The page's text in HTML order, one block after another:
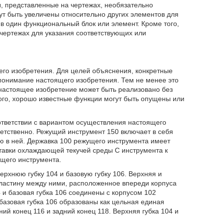
на чертежах, необязательно
увеличены относительно других элементов для
один функциональный блок или элемент. Кроме того,
для указания соответствующих или
изобретения. Для целей объяснения, конкретные
настоящего изобретения. Тем не менее это
изобретение может быть реализовано без
хорошо известные функции могут быть опущены или
с вариантом осуществления настоящего
Режущий инструмент 150 включает в себя
в ней. Державка 100 режущего инструмента имеет
охлаждающей текучей среды С инструмента к
инструмента.
губку 104 и базовую губку 106. Верхняя и
между ними, расположенное впереди корпуса
базовая губка 106 соединены с корпусом 102
губка 106 образованы как цельная единая
конец 116 и задний конец 118. Верхняя губка 104 и